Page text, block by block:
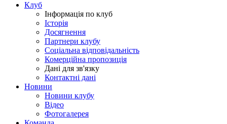
Клуб
Інформація по клуб
Історія
Досягнення
Партнери клубу
Соціальна відповідальність
Комерційна пропозиція
Дані для зв'язку
Контактні дані
Новини
Новини клубу
Відео
Фотогалерея